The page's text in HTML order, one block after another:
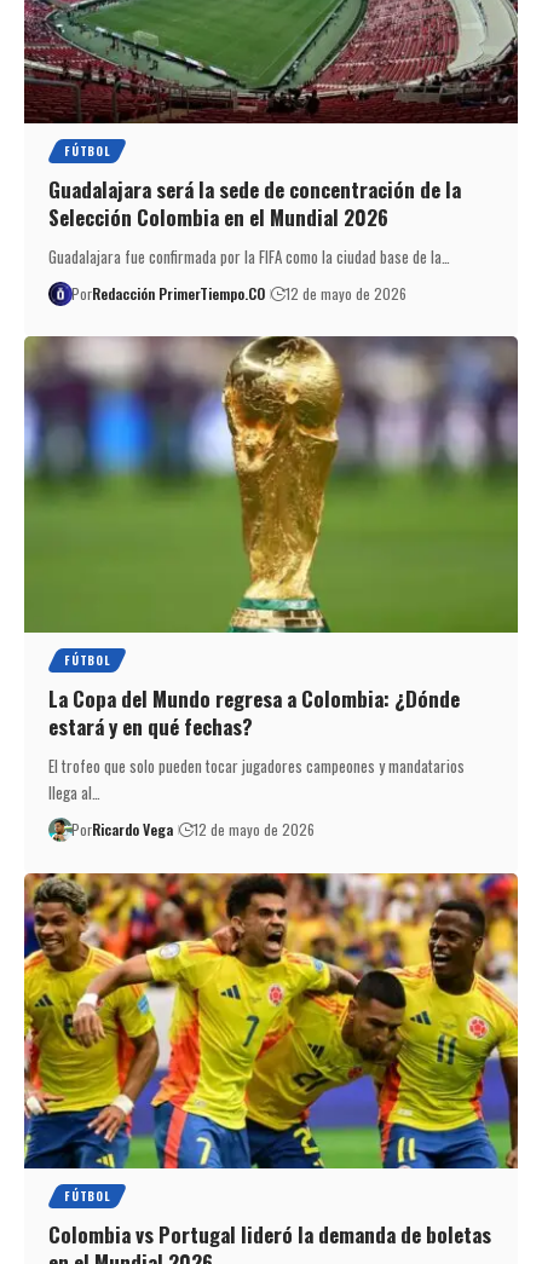
FÚTBOL
Guadalajara será la sede de concentración de la
Selección Colombia en el Mundial 2026
Guadalajara fue confirmada por la FIFA como la ciudad base de la…
PorRedacción PrimerTiempo.CO 12 de mayo de 2026
FÚTBOL
La Copa del Mundo regresa a Colombia: ¿Dónde
estará y en qué fechas?
El trofeo que solo pueden tocar jugadores campeones y mandatarios
llega al…
PorRicardo Vega 12 de mayo de 2026
FÚTBOL
Colombia vs Portugal lideró la demanda de boletas